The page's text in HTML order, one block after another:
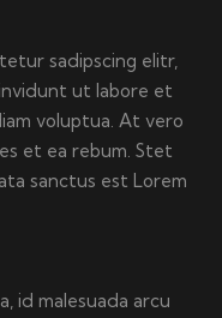
sadipscing elitr,
ut labore et
voluptua. At vero
et ea rebum. Stet
sanctus est Lorem
id malesuada arcu